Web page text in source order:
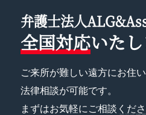
弁護士法人
全国対応いた
ご来所が難しい遠方にお住
法律相談が可能です。
まずはお気軽にご相談くだ